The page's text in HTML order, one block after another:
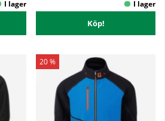
Köp!
20 %